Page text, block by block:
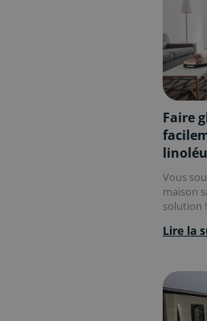
Faire
Vous
maison
solution
Lire la